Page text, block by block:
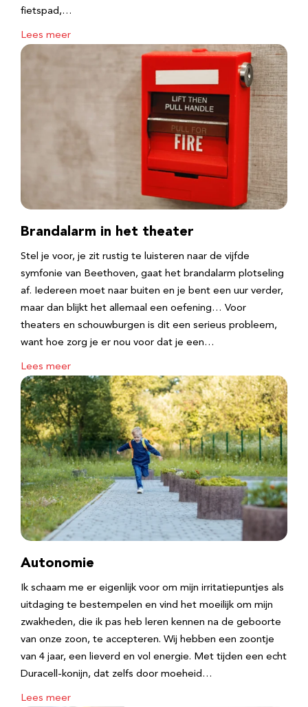
fietspad,…
Lees meer
Brandalarm in het theater
Stel je voor, je zit rustig te luisteren naar de vijfde
symfonie van Beethoven, gaat het brandalarm plotseling
af. Iedereen moet naar buiten en je bent een uur verder,
maar dan blijkt het allemaal een oefening… Voor
theaters en schouwburgen is dit een serieus probleem,
want hoe zorg je er nou voor dat je een…
Lees meer
Autonomie
Ik schaam me er eigenlijk voor om mijn irritatiepuntjes als
uitdaging te bestempelen en vind het moeilijk om mijn
zwakheden, die ik pas heb leren kennen na de geboorte
van onze zoon, te accepteren. Wij hebben een zoontje
van 4 jaar, een lieverd en vol energie. Met tijden een echt
Duracell-konijn, dat zelfs door moeheid…
Lees meer